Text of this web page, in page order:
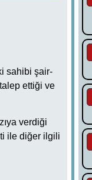
sahibi şair-
ettiği ve
verdiği
ile diğer ilgili